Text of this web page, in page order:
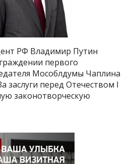
РФ Владимир Путин
первого
Мособлдумы Чаплина
заслуги перед Отечеством I
законотворческую